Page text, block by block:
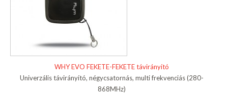
WHY EVO FEKETE-FEKETE távirányító
Univerzális távirányító, négycsatornás, multi frekvenciás (280-
868MHz)